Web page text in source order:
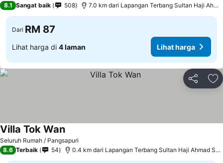
8.1 Sangat baik 508 7.0 km dari Lapangan Terbang Sultan Haji Ahmad Shah
Dari RM 87
Lihat harga di 4 laman Lihat harga
Kongsi
Seluruh Rumah / Pangsapuri
Villa Tok Wan
8.6 Terbaik 54 0.4 km dari Lapangan Terbang Sultan Haji Ahmad Shah